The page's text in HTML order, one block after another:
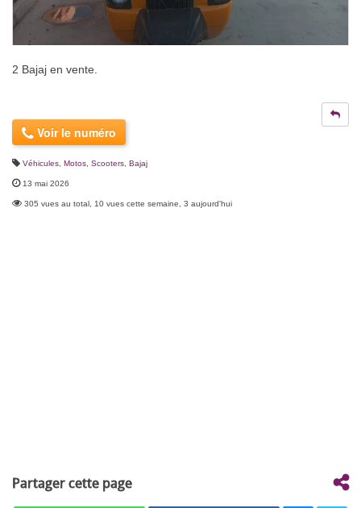
2 Bajaj en vente.
Voir le numéro
Véhicules Motos, Scooters Bajaj
13 mai 2026
305 vues au total, 10 vues cette semaine, 3 aujourd'hui
Partager cette page